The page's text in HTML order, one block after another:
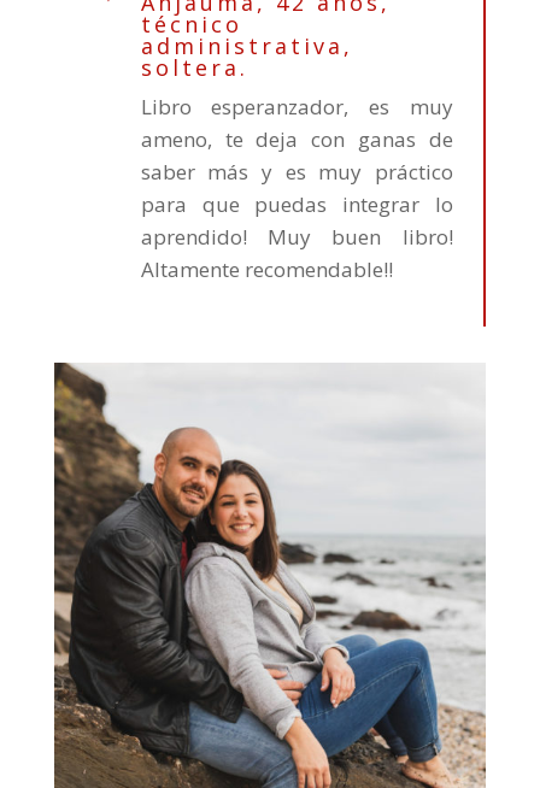
técnico
administrativa,
soltera.
Libro esperanzador, es muy
ameno, te deja con ganas de
saber más y es muy práctico
para que puedas integrar lo
aprendido! Muy buen libro!
Altamente recomendable!!